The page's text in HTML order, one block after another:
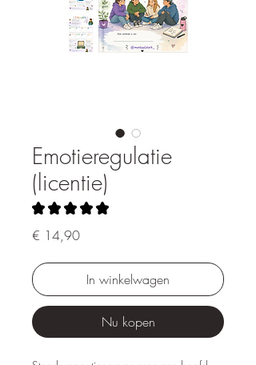
Emotieregulatie
(licentie)
★ ★ ★ ★ ★
€ 14,90Prijs
In winkelwagen
Nu kopen